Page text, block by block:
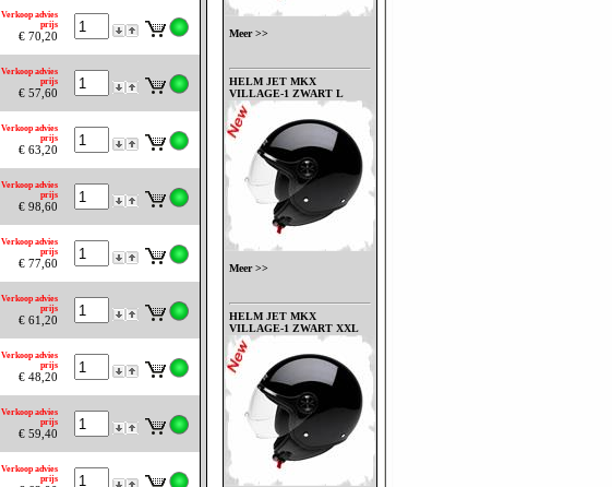
Verkoop advies
prijs
€ 70,20
Verkoop advies
prijs
€ 57,60
Verkoop advies
prijs
€ 63,20
Verkoop advies
prijs
€ 98,60
Verkoop advies
prijs
€ 77,60
Verkoop advies
prijs
€ 61,20
Verkoop advies
prijs
€ 48,20
Verkoop advies
prijs
€ 59,40
Verkoop advies
prijs
Meer >>
HELM JET MKX
VILLAGE-1 ZWART L
Meer >>
HELM JET MKX
VILLAGE-1 ZWART XXL